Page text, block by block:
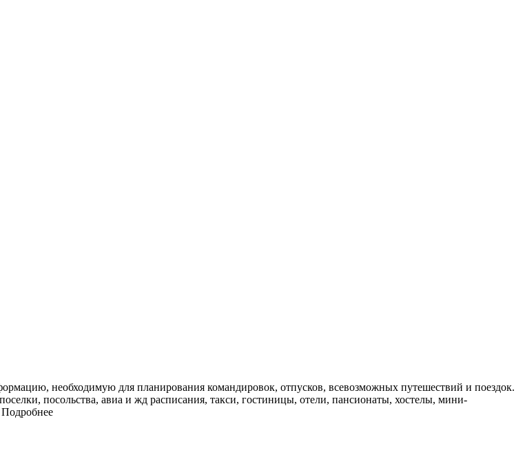
необходимую для планирования командировок, отпусков, всевозможных путешествий и поездок.
посольства, авиа и жд расписания, такси, гостиницы, отели, пансионаты, хостелы, мини-
Подробнее